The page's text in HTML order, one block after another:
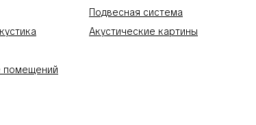
помещений
Подвесная система
Акустические картины